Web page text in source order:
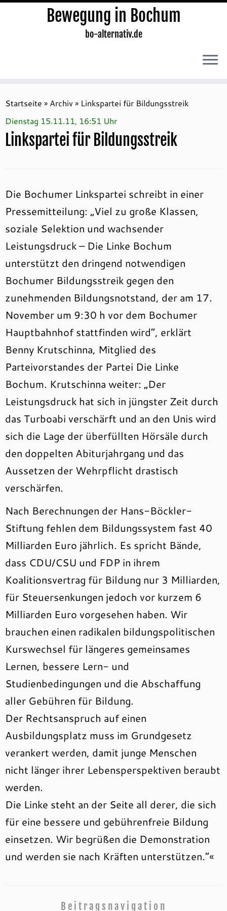
Inhalt
springen
Bewegung in Bochum
bo-alternativ.de
Startseite » Archiv » Linkspartei für Bildungsstreik
Dienstag 15.11.11, 16:51 Uhr
Linkspartei für Bildungsstreik
Die Bochumer Linkspartei schreibt in einer
Pressemitteilung: „Viel zu große Klassen,
soziale Selektion und wachsender
Leistungsdruck – Die Linke Bochum
unterstützt den dringend notwendigen
Bochumer Bildungsstreik gegen den
zunehmenden Bildungsnotstand, der am 17.
November um 9:30 h vor dem Bochumer
Hauptbahnhof stattfinden wird“, erklärt
Benny Krutschinna, Mitglied des
Parteivorstandes der Partei Die Linke
Bochum. Krutschinna weiter: „Der
Leistungsdruck hat sich in jüngster Zeit durch
das Turboabi verschärft und an den Unis wird
sich die Lage der überfüllten Hörsäle durch
den doppelten Abiturjahrgang und das
Aussetzen der Wehrpflicht drastisch
verschärfen.
Nach Berechnungen der Hans-Böckler-
Stiftung fehlen dem Bildungssystem fast 40
Milliarden Euro jährlich. Es spricht Bände,
dass CDU/CSU und FDP in ihrem
Koalitionsvertrag für Bildung nur 3 Milliarden,
für Steuersenkungen jedoch vor kurzem 6
Milliarden Euro vorgesehen haben. Wir
brauchen einen radikalen bildungspolitischen
Kurswechsel für längeres gemeinsames
Lernen, bessere Lern- und
Studienbedingungen und die Abschaffung
aller Gebühren für Bildung.
Der Rechtsanspruch auf einen
Ausbildungsplatz muss im Grundgesetz
verankert werden, damit junge Menschen
nicht länger ihrer Lebensperspektiven beraubt
werden.
Die Linke steht an der Seite all derer, die sich
für eine bessere und gebührenfreie Bildung
einsetzen. Wir begrüßen die Demonstration
und werden sie nach Kräften unterstützen.“«
Beitragsnavigation